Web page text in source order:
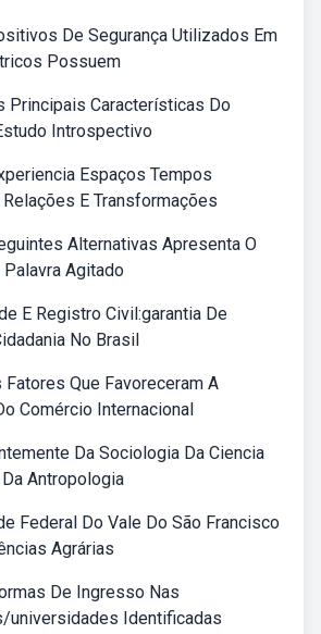
De Segurança Utilizados Em
Possuem
Principais Características Do
Introspectivo
Espaços Tempos
E Transformações
Alternativas Apresenta O
Agitado
E Registro Civil:garantia De
No Brasil
Fatores Que Favoreceram A
Comércio Internacional
Da Sociologia Da Ciencia
Antropologia
Federal Do Vale Do São Francisco
Agrárias
De Ingresso Nas
universidades Identificadas